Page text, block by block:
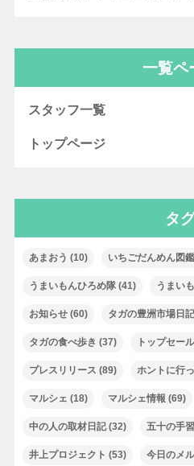
一覧ペ
スタッフ一覧
トップページ
タ
あまおう (10) いちごだんめん図鑑
うまいもんひろめ隊(41) うまい
お知らせ(60) タガの豊洲市場日記
タガの食べ歩き (37) トップセー
プレスリリース (89) ホントに行
マルシェ (18) マルシェ情報 (69)
中の人の取材日記(32) 五十の手
井上プロジェクト (53) 今日のメ